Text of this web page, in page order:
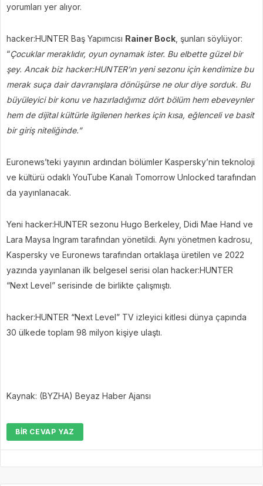
yorumları yer alıyor.
hacker:HUNTER Baş Yapımcısı Rainer Bock , şunları söylüyor:
“Çocuklar meraklıdır, oyun oynamak ister. Bu elbette güzel bir
şey. Ancak biz hacker:HUNTER’ın yeni sezonu için kendimize bu
merak suça dair davranışlara dönüşürse ne olur diye sorduk. Bu
büyüleyici bir konu ve hazırladığımız dört bölüm hem ebeveynler
hem de dijital kültürle ilgilenen herkes için kısa, eğlenceli ve basit
bir giriş niteliğinde.”
Euronews’teki yayının ardından bölümler Kaspersky’nin teknoloji
ve kültürü odaklı YouTube Kanalı Tomorrow Unlocked tarafından
da yayınlanacak.
Yeni hacker:HUNTER sezonu Hugo Berkeley, Didi Mae Hand ve
Lara Maysa Ingram tarafından yönetildi. Aynı yönetmen kadrosu,
Kaspersky ve Euronews tarafından ortaklaşa üretilen ve 2022
yazında yayınlanan ilk belgesel serisi olan hacker:HUNTER
“Next Level” serisinde de birlikte çalışmıştı.
hacker:HUNTER “Next Level” TV izleyici kitlesi dünya çapında
30 ülkede toplam 98 milyon kişiye ulaştı.
Kaynak: (BYZHA) Beyaz Haber Ajansı
BIR CEVAP YAZ